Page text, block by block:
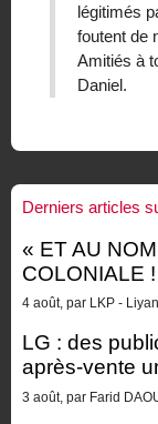
légitimés
foutent de
Amitiés à
Daniel.
Derniers articles
« ET AU
COLONIALE
4 août, par LKP -
LG : des
après-vente
3 août, par Farid